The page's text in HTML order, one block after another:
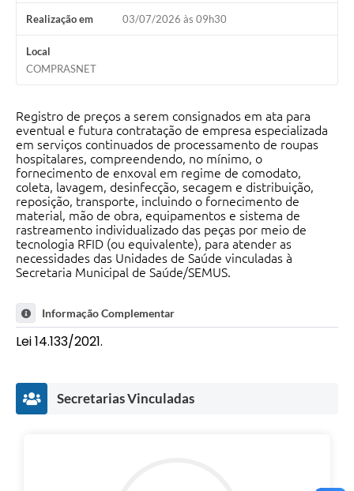
Realização em 03/07/2026 às 09h30
Local
COMPRASNET
Registro de preços a serem consignados em ata para
eventual e futura contratação de empresa especializada
em serviços continuados de processamento de roupas
hospitalares, compreendendo, no mínimo, o
fornecimento de enxoval em regime de comodato,
coleta, lavagem, desinfecção, secagem e distribuição,
reposição, transporte, incluindo o fornecimento de
material, mão de obra, equipamentos e sistema de
rastreamento individualizado das peças por meio de
tecnologia RFID (ou equivalente), para atender as
necessidades das Unidades de Saúde vinculadas à
Secretaria Municipal de Saúde/SEMUS.
Informação Complementar
Lei 14.133/2021.
Secretarias Vinculadas